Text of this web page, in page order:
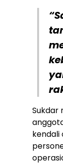
Sukdar
kendali